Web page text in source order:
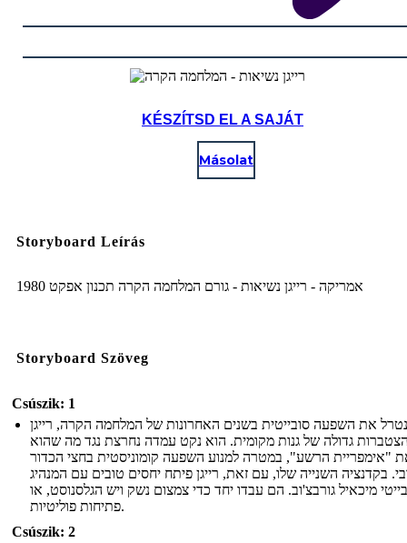
KÉSZÍTSD EL A SAJÁT
Másolat
Storyboard Leírás
1980 אמריקה - רייגן נשיאות - גורם המלחמה הקרה תכנון אפקט
Storyboard Szöveg
Csúszik: 1
את השפעה סובייטית בשנים האחרונות של המלחמה הקרה, רייגן
גדולה של גנות מקומית. הוא נקט עמדה נחרצת נגד מה שהוא
"אימפריית הרשע", במטרה למנוע השפעה קומוניסטית בחצי הכדור
בקדנציה השנייה שלו, עם זאת, רייגן פיתח יחסים טובים עם המנהיג
מיכאיל גורבצ'וב. הם עבדו יחד כדי צמצום נשק ויש הגלסנוסט, או
פתיחות פוליטיות.
Csúszik: 2